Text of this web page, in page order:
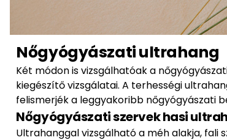
Nőgyógyászati ultrahang
Két módon is vizsgálhatóak a
kiegészítő vizsgálatai. A terhességi
felismerjék a leggyakoribb nőgyógyászati
Nőgyógyászati szervek hasi
Ultrahanggal vizsgálható a méh alakja, fali